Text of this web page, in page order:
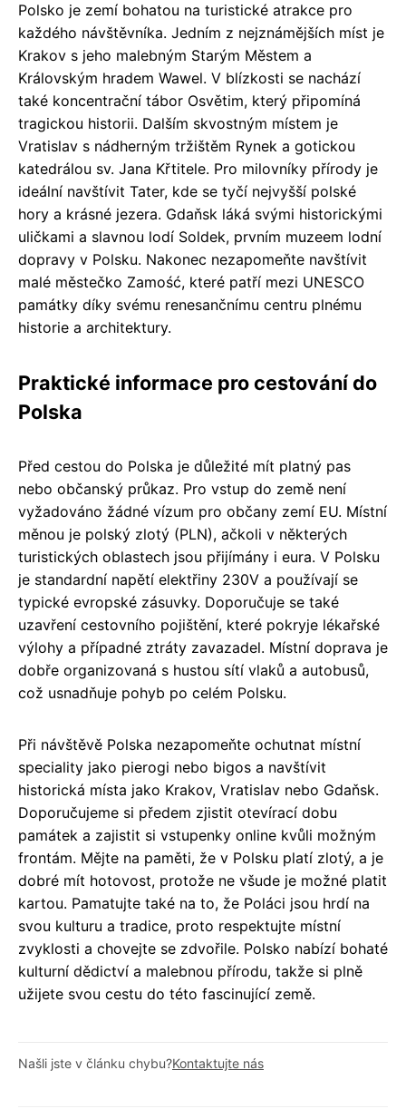
Polsko je zemí bohatou na turistické atrakce pro
každého návštěvníka. Jedním z nejznámějších míst je
Krakov s jeho malebným Starým Městem a
Královským hradem Wawel. V blízkosti se nachází
také koncentrační tábor Osvětim, který připomíná
tragickou historii. Dalším skvostným místem je
Vratislav s nádherným tržištěm Rynek a gotickou
katedrálou sv. Jana Křtitele. Pro milovníky přírody je
ideální navštívit Tater, kde se tyčí nejvyšší polské
hory a krásné jezera. Gdaňsk láká svými historickými
uličkami a slavnou lodí Soldek, prvním muzeem lodní
dopravy v Polsku. Nakonec nezapomeňte navštívit
malé městečko Zamość, které patří mezi UNESCO
památky díky svému renesančnímu centru plnému
historie a architektury.
Praktické informace pro cestování do
Polska
Před cestou do Polska je důležité mít platný pas
nebo občanský průkaz. Pro vstup do země není
vyžadováno žádné vízum pro občany zemí EU. Místní
měnou je polský zlotý (PLN), ačkoli v některých
turistických oblastech jsou přijímány i eura. V Polsku
je standardní napětí elektřiny 230V a používají se
typické evropské zásuvky. Doporučuje se také
uzavření cestovního pojištění, které pokryje lékařské
výlohy a případné ztráty zavazadel. Místní doprava je
dobře organizovaná s hustou sítí vlaků a autobusů,
což usnadňuje pohyb po celém Polsku.
Při návštěvě Polska nezapomeňte ochutnat místní
speciality jako pierogi nebo bigos a navštívit
historická místa jako Krakov, Vratislav nebo Gdaňsk.
Doporučujeme si předem zjistit otevírací dobu
památek a zajistit si vstupenky online kvůli možným
frontám. Mějte na paměti, že v Polsku platí zlotý, a je
dobré mít hotovost, protože ne všude je možné platit
kartou. Pamatujte také na to, že Poláci jsou hrdí na
svou kulturu a tradice, proto respektujte místní
zvyklosti a chovejte se zdvořile. Polsko nabízí bohaté
kulturní dědictví a malebnou přírodu, takže si plně
užijete svou cestu do této fascinující země.
Našli jste v článku chybu?Kontaktujte nás